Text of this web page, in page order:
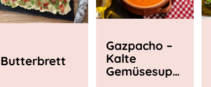
Butterbrett
Gazpacho –
Kalte
Gemüsesupp